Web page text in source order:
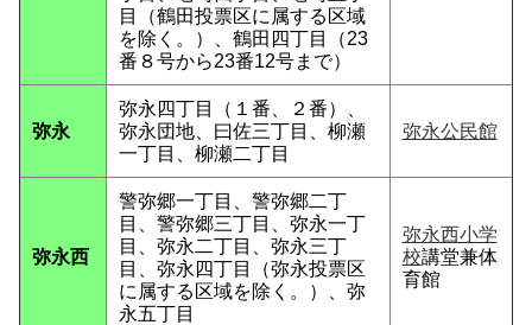
目（鶴田投票区に属する区域
を除く。）、鶴田四丁目（23
番８号から23番12号まで）
弥永
弥永四丁目（１番、２番）、
弥永団地、曰佐三丁目、柳瀬
一丁目、柳瀬二丁目
弥永公民館
弥永西
警弥郷一丁目、警弥郷二丁
目、警弥郷三丁目、弥永一丁
目、弥永二丁目、弥永三丁
目、弥永四丁目（弥永投票区
に属する区域を除く。）、弥
永五丁目
弥永西小学
校講堂兼体
育館